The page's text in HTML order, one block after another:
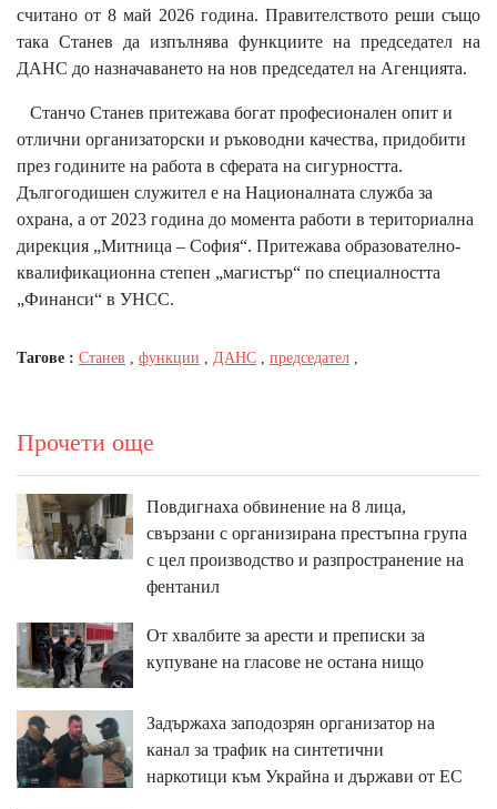
считано от 8 май 2026 година. Правителството реши също
така Станев да изпълнява функциите на председател на
ДАНС до назначаването на нов председател на Агенцията.
Станчо Станев притежава богат професионален опит и
отлични организаторски и ръководни качества, придобити
през годините на работа в сферата на сигурността.
Дългогодишен служител е на Националната служба за
охрана, а от 2023 година до момента работи в териториална
дирекция „Митницa – София“. Притежава образователно-
квалификационна степен „магистър“ по специалността
„Финанси“ в УНСС.
Тагове : Станев , функции , ДАНС , председател ,
Прочети още
Повдигнаха обвинение на 8 лица,
свързани с организирана престъпна група
с цел производство и разпространение на
фентанил
От хвалбите за арести и преписки за
купуване на гласове не остана нищо
Задържаха заподозрян организатор на
канал за трафик на синтетични
наркотици към Украйна и държави от ЕС